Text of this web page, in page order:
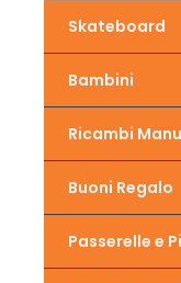
Skateboard
Bambini
Ricambi
Buoni Regalo
Passerelle e